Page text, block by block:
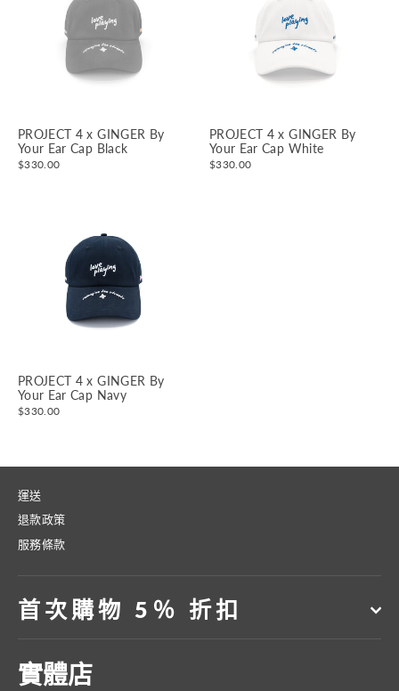
PROJECT 4 x GINGER By
Your Ear Cap Black
$330.00
PROJECT 4 x GINGER By
Your Ear Cap White
$330.00
PROJECT 4 x GINGER By
Your Ear Cap Navy
$330.00
運送
退款政策
服務條款
首次購物 5％ 折扣
實體店